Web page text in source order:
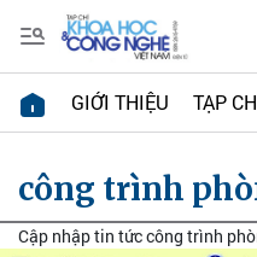
GIỚI THIỆU TẠP
công trình
Cập nhập tin tức công trình